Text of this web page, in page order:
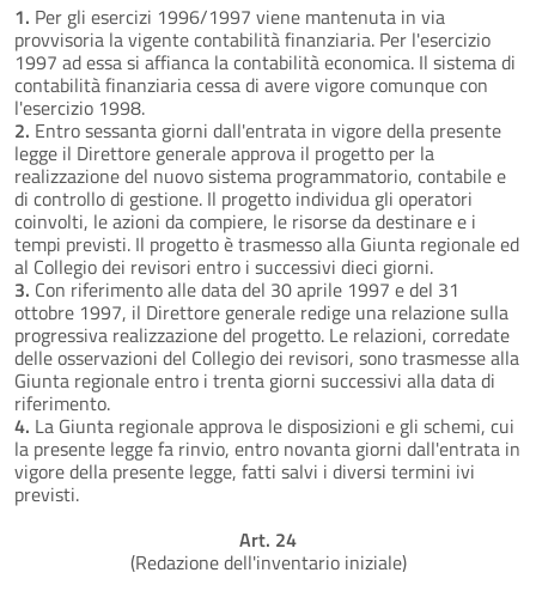
1. Per gli esercizi 1996/1997 viene mantenuta in via
provvisoria la vigente contabilità finanziaria. Per l'esercizio
1997 ad essa si affianca la contabilità economica. Il sistema di
contabilità finanziaria cessa di avere vigore comunque con
l'esercizio 1998.
2. Entro sessanta giorni dall'entrata in vigore della presente
legge il Direttore generale approva il progetto per la
realizzazione del nuovo sistema programmatorio, contabile e
di controllo di gestione. Il progetto individua gli operatori
coinvolti, le azioni da compiere, le risorse da destinare e i
tempi previsti. Il progetto è trasmesso alla Giunta regionale ed
al Collegio dei revisori entro i successivi dieci giorni.
3. Con riferimento alle data del 30 aprile 1997 e del 31
ottobre 1997, il Direttore generale redige una relazione sulla
progressiva realizzazione del progetto. Le relazioni, corredate
delle osservazioni del Collegio dei revisori, sono trasmesse alla
Giunta regionale entro i trenta giorni successivi alla data di
riferimento.
4. La Giunta regionale approva le disposizioni e gli schemi, cui
la presente legge fa rinvio, entro novanta giorni dall'entrata in
vigore della presente legge, fatti salvi i diversi termini ivi
previsti.
Art. 24
(Redazione dell'inventario iniziale)